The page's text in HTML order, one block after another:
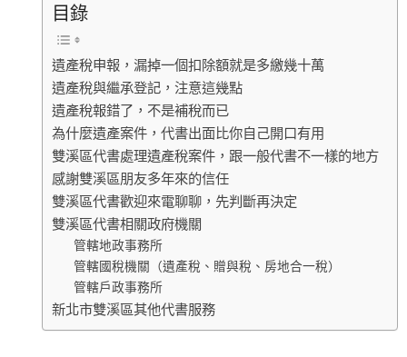
目錄
遺產稅申報，漏掉一個扣除額就是多繳幾十萬
遺產稅與繼承登記，注意這幾點
遺產稅報錯了，不是補稅而已
為什麼遺產案件，代書出面比你自己開口有用
雙溪區代書處理遺產稅案件，跟一般代書不一樣的地方
感謝雙溪區朋友多年來的信任
雙溪區代書歡迎來電聊聊，先判斷再決定
雙溪區代書相關政府機關
管轄地政事務所
管轄國稅機關（遺產稅、贈與稅、房地合一稅）
管轄戶政事務所
新北市雙溪區其他代書服務